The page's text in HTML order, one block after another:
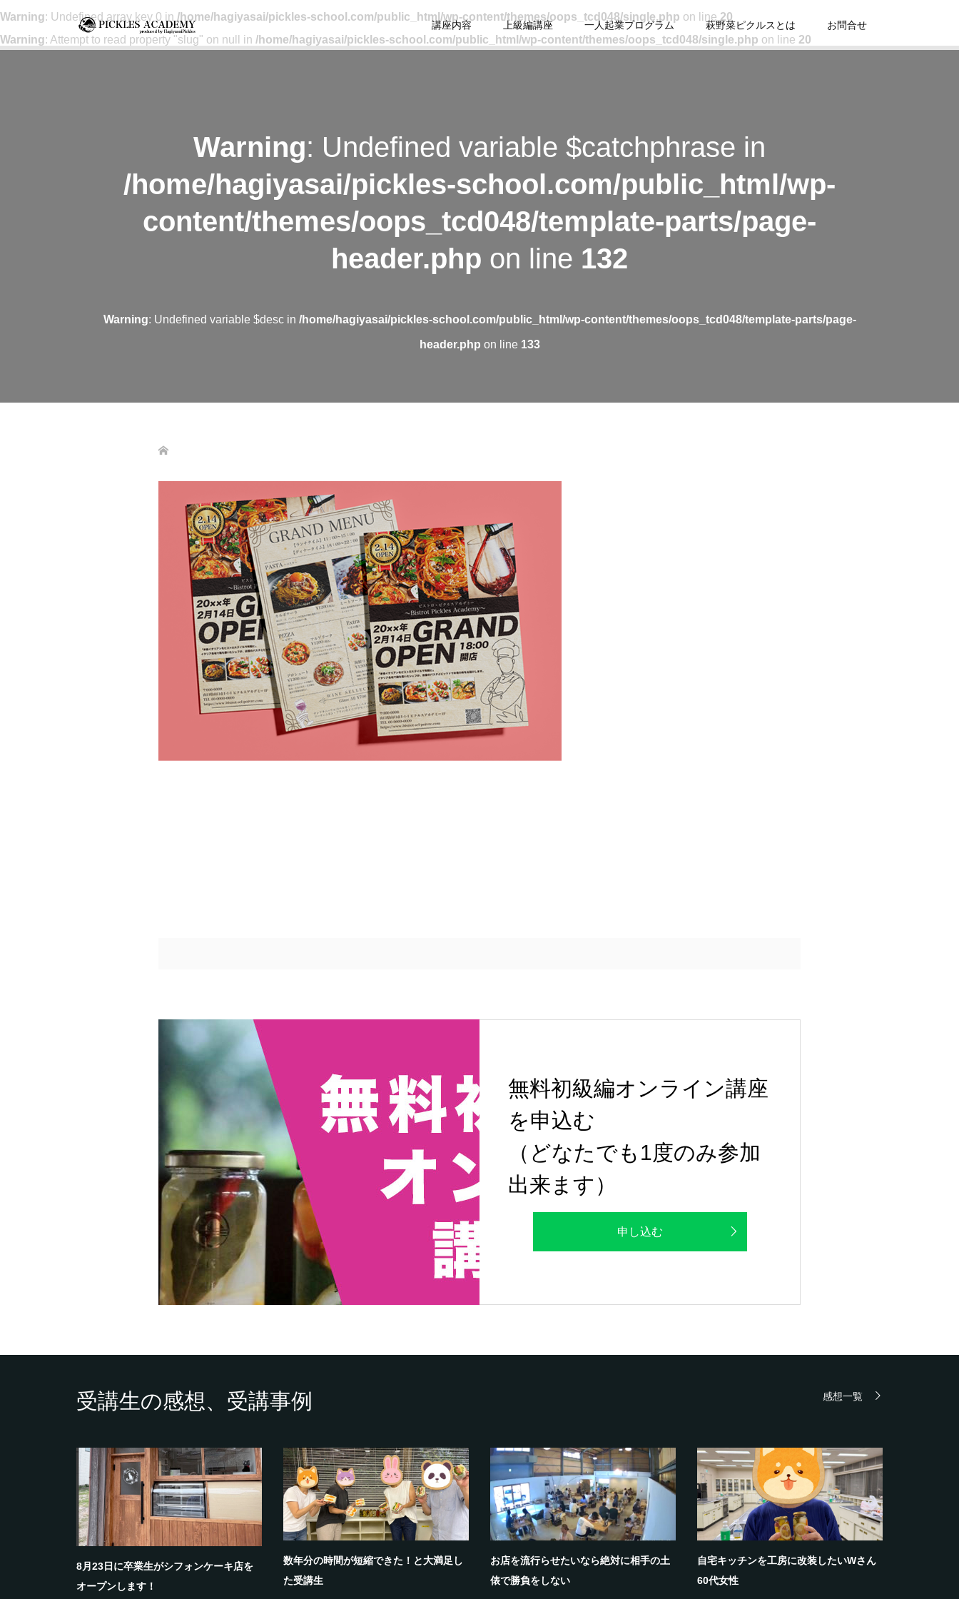
講座内容 上級編講座 一人起業プログラム 萩野菜ピクルスとは お問合せ
Warning: Undefined array key 0 in /home/hagiyasai/pickles-school.com/public_html/wp-content/themes/oops_tcd048/single.php on line 20
Warning: Attempt to read property "slug" on null in /home/hagiyasai/pickles-school.com/public_html/wp-content/themes/oops_tcd048/single.php on line 20
Warning: Undefined variable $catchphrase in
/home/hagiyasai/pickles-school.com/public_html/wp-
content/themes/oops_tcd048/template-parts/page-
header.php on line 132
Warning: Undefined variable $desc in /home/hagiyasai/pickles-school.com/public_html/wp-content/themes/oops_tcd048/template-parts/page-
header.php on line 133
無料初級編オンライン講座
を申込む
（どなたでも1度のみ参加
出来ます）
申し込む
受講生の感想、受講事例 感想一覧
8月23日に卒業生がシフォンケーキ店を
オープンします！
数年分の時間が短縮できた！と大満足し
た受講生
お店を流行らせたいなら絶対に相手の土
俵で勝負をしない
自宅キッチンを工房に改装したいWさん
60代女性